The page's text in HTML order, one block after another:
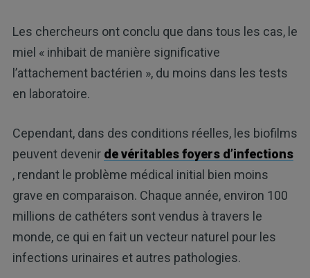
Les chercheurs ont conclu que dans tous les cas, le
miel « inhibait de manière significative
l’attachement bactérien », du moins dans les tests
en laboratoire.
Cependant, dans des conditions réelles, les biofilms
peuvent devenir de véritables foyers d’infections
, rendant le problème médical initial bien moins
grave en comparaison. Chaque année, environ 100
millions de cathéters sont vendus à travers le
monde, ce qui en fait un vecteur naturel pour les
infections urinaires et autres pathologies.